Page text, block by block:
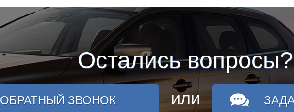
Остались вопросы?
ОБРАТНЫЙ ЗВОНОК или